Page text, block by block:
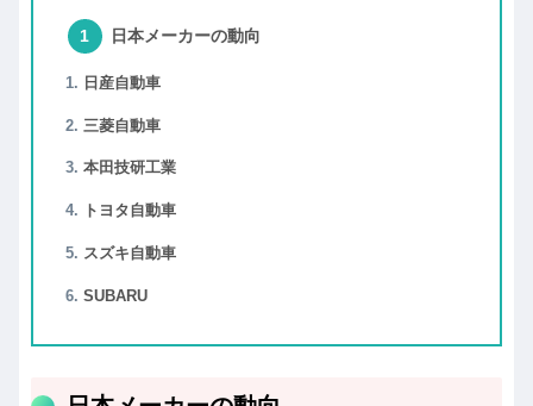
日本メーカーの動向
日産自動車
三菱自動車
本田技研工業
トヨタ自動車
スズキ自動車
SUBARU